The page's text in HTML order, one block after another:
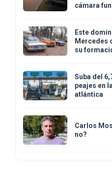
cámara
Este
Mercedes
su
Suba del
peajes en
atlántica
Carlos
no?